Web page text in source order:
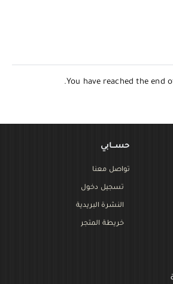
You have reached the end
حســـابي
تواصل معنا
تسجيل دخول
النشرة البريدية
خريطة المتجر